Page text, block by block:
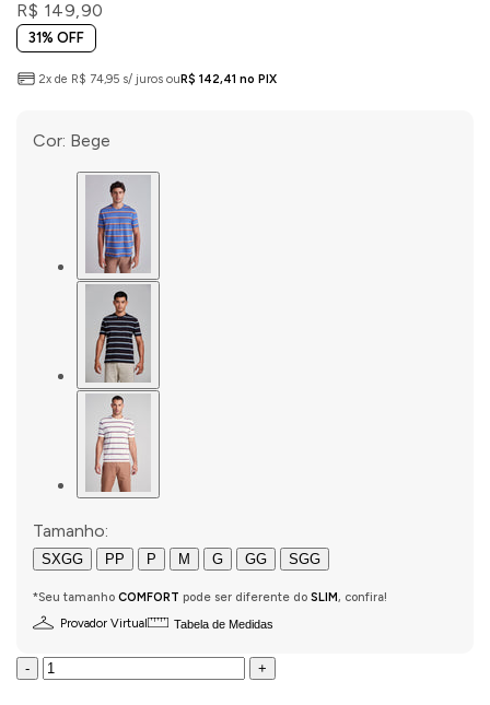
R$ 149,90
31% OFF
2x de R$ 74,95 s/ juros ouR$ 142,41 no PIX
Cor: Bege
Tamanho:
SXGG PP P M G GG SGG
*Seu tamanho COMFORT pode ser diferente do SLIM, confira!
Provador Virtual
Tabela de Medidas
- +